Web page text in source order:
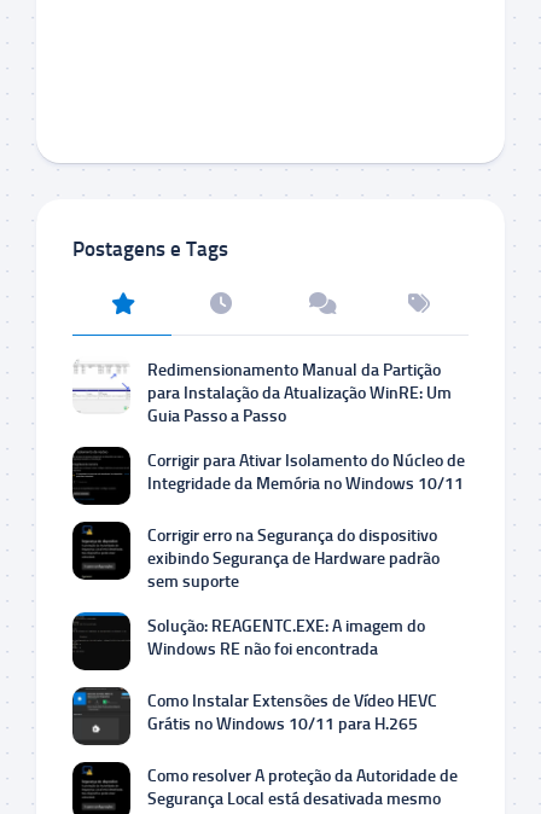
Postagens e Tags
Redimensionamento Manual da Partição
para Instalação da Atualização WinRE: Um
Guia Passo a Passo
Corrigir para Ativar Isolamento do Núcleo de
Integridade da Memória no Windows 10/11
Corrigir erro na Segurança do dispositivo
exibindo Segurança de Hardware padrão
sem suporte
Solução: REAGENTC.EXE: A imagem do
Windows RE não foi encontrada
Como Instalar Extensões de Vídeo HEVC
Grátis no Windows 10/11 para H.265
Como resolver A proteção da Autoridade de
Segurança Local está desativada mesmo